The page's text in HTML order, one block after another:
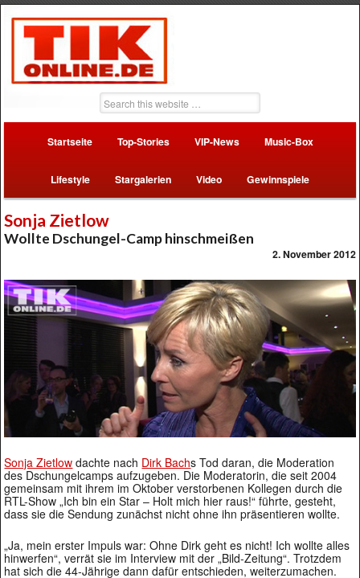
Startseite Top-Stories VIP-News Music-Box
Lifestyle Stargalerien Video Gewinnspiele
Sonja Zietlow
Wollte Dschungel-Camp hinschmeißen
2. November 2012
Sonja Zietlow dachte nach Dirk Bachs Tod daran, die Moderation
des Dschungelcamps aufzugeben. Die Moderatorin, die seit 2004
gemeinsam mit ihrem im Oktober verstorbenen Kollegen durch die
RTL-Show „Ich bin ein Star – Holt mich hier raus!“ führte, gesteht,
dass sie die Sendung zunächst nicht ohne ihn präsentieren wollte.
„Ja, mein erster Impuls war: Ohne Dirk geht es nicht! Ich wollte alles
hinwerfen“, verrät sie im Interview mit der „Bild-Zeitung“. Trotzdem
hat sich die 44-Jährige dann dafür entschieden, weiterzumachen.